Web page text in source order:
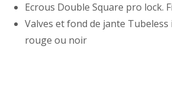
Ecrous Double Square pro lock.
Valves et fond de jante Tubeless
rouge ou noir